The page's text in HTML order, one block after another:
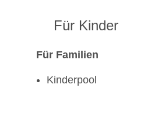
Für Kinder
Für Familien
Kinderpool